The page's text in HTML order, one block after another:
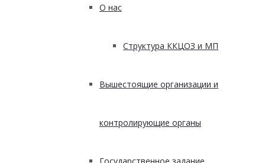
О нас
Структура ККЦОЗ и МП
Вышестоящие организации и
контролирующие органы